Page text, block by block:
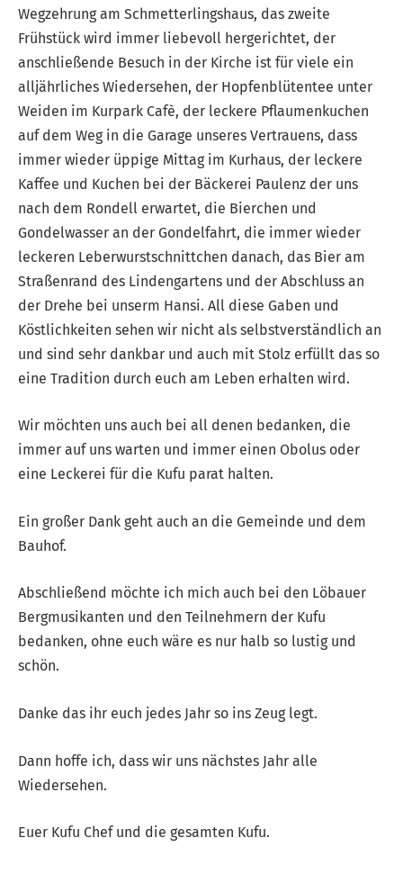
Wegzehrung am Schmetterlingshaus, das zweite
Frühstück wird immer liebevoll hergerichtet, der
anschließende Besuch in der Kirche ist für viele ein
alljährliches Wiedersehen, der Hopfenblütentee unter
Weiden im Kurpark Cafè, der leckere Pflaumenkuchen
auf dem Weg in die Garage unseres Vertrauens, dass
immer wieder üppige Mittag im Kurhaus, der leckere
Kaffee und Kuchen bei der Bäckerei Paulenz der uns
nach dem Rondell erwartet, die Bierchen und
Gondelwasser an der Gondelfahrt, die immer wieder
leckeren Leberwurstschnittchen danach, das Bier am
Straßenrand des Lindengartens und der Abschluss an
der Drehe bei unserm Hansi. All diese Gaben und
Köstlichkeiten sehen wir nicht als selbstverständlich an
und sind sehr dankbar und auch mit Stolz erfüllt das so
eine Tradition durch euch am Leben erhalten wird.
Wir möchten uns auch bei all denen bedanken, die
immer auf uns warten und immer einen Obolus oder
eine Leckerei für die Kufu parat halten.
Ein großer Dank geht auch an die Gemeinde und dem
Bauhof.
Abschließend möchte ich mich auch bei den Löbauer
Bergmusikanten und den Teilnehmern der Kufu
bedanken, ohne euch wäre es nur halb so lustig und
schön.
Danke das ihr euch jedes Jahr so ins Zeug legt.
Dann hoffe ich, dass wir uns nächstes Jahr alle
Wiedersehen.
Euer Kufu Chef und die gesamten Kufu.